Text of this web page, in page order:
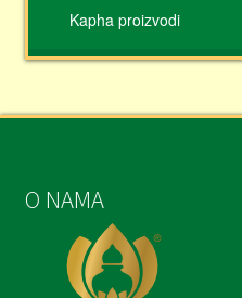
Kapha proizvodi
O NAMA